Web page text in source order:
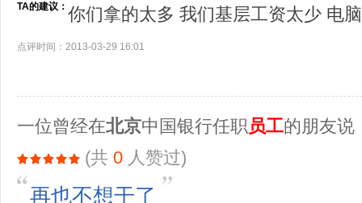
TA的建议： 你们拿的太多 我们基层工资太少 电
点评时间：2013-03-29 16:01
一位曾经在北京中国银行任职 员工的朋友说
(共 0 人赞过)
再也不想干了